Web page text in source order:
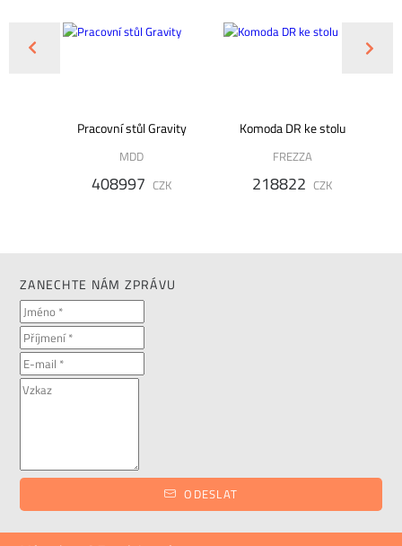
Pracovní stůl Gravity
MDD
408997 CZK
Komoda DR ke stolu
FREZZA
218822 CZK
ZANECHTE NÁM ZPRÁVU
ODESLAT